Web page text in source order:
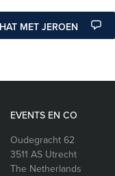
MET JEROEN
EVENTS EN CO
Oudegracht 62
3511 AS Utrecht
The Netherlands